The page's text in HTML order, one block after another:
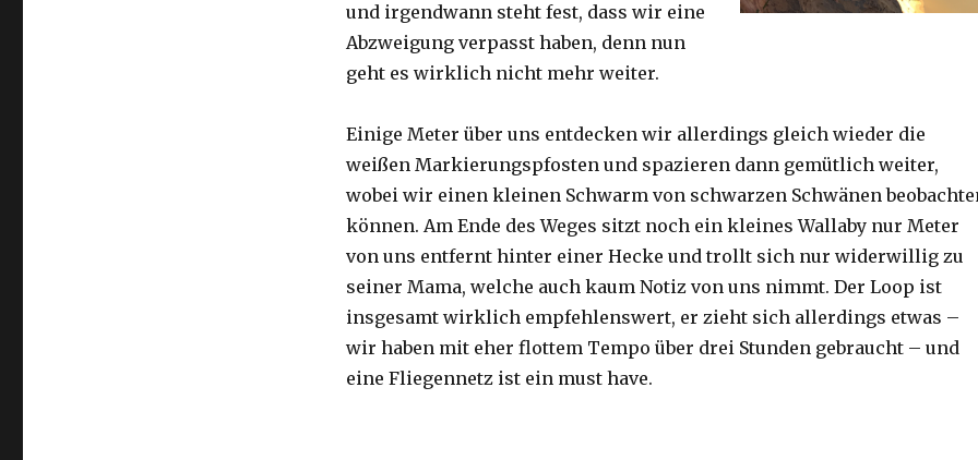
und irgendwann steht fest, dass wir eine
Abzweigung verpasst haben, denn nun
geht es wirklich nicht mehr weiter.
Einige Meter über uns entdecken wir allerdings gleich wieder die
weißen Markierungspfosten und spazieren dann gemütlich weiter,
wobei wir einen kleinen Schwarm von schwarzen Schwänen
können. Am Ende des Weges sitzt noch ein kleines Wallaby nur Meter
von uns entfernt hinter einer Hecke und trollt sich nur widerwillig zu
seiner Mama, welche auch kaum Notiz von uns nimmt. Der Loop ist
insgesamt wirklich empfehlenswert, er zieht sich allerdings etwas –
wir haben mit eher flottem Tempo über drei Stunden gebraucht – und
eine Fliegennetz ist ein must have.